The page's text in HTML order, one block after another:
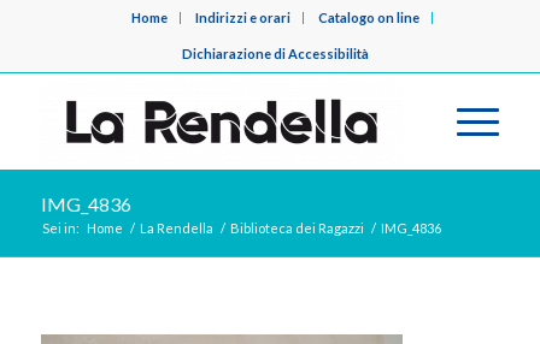
Home Indirizzi e orari Catalogo on line
Dichiarazione di Accessibilità
IMG_4836
Sei in: Home / La Rendella / Biblioteca dei Ragazzi / IMG_4836